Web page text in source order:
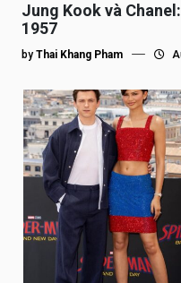
Jung Kook và
1957
by Thai Khang Pham